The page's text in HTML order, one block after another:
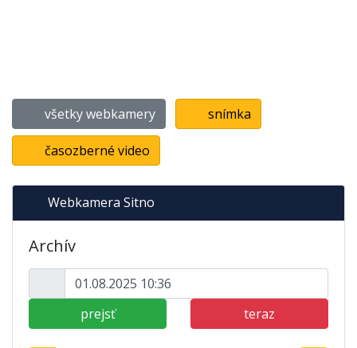
všetky webkamery snímka
časozberné video
Webkamera Sitno
Archív
prejsť teraz